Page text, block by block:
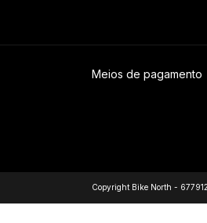
Meios de pagamento
Copyright Bike North -